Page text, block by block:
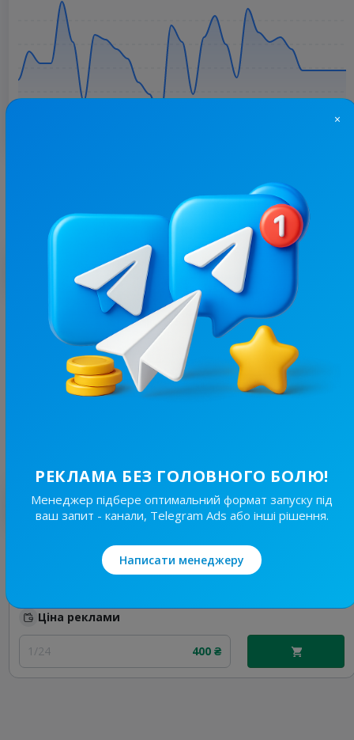
Більше статистики
З цим каналом часто купують
/
202
ENDORPHIN | Музика | Новинки | Ремікси
Музика, Фотографії / Шпалери
Ціна реклами
Найкращі за темою
134.7K
Ціна реклами
1/24 400 ₴
×
РЕКЛАМА БЕЗ ГОЛОВНОГО БОЛЮ!
Менеджер підбере оптимальний формат запуску під
ваш запит - канали, Telegram Ads або інші рішення.
Написати менеджеру